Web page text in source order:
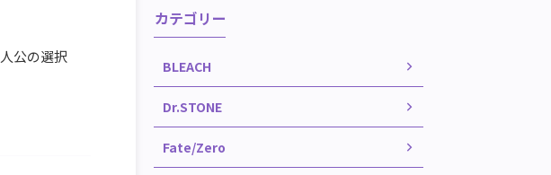
公の選択
カテゴリー
BLEACH
Dr.STONE
Fate/Zero